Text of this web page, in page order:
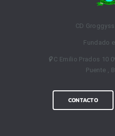
CD
Fundado
C Emilio Prados 10
Puente ,
CONTACTO